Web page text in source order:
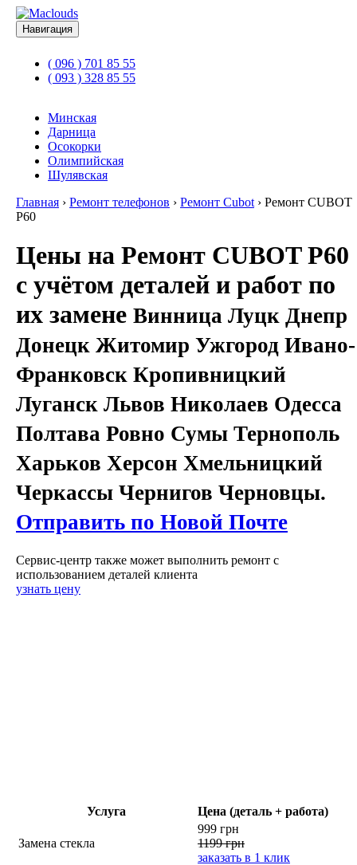
Навигация
( 096 ) 701 85 55
( 093 ) 328 85 55
Минская
Дарница
Осокорки
Олимпийская
Шулявская
Главная › Ремонт телефонов › Ремонт Cubot › Ремонт CUBOT
P60
Цены на Ремонт CUBOT P60
с учётом деталей и работ по
их замене Винница Луцк Днепр
Донецк Житомир Ужгород Ивано-
Франковск Кропивницкий
Луганск Львов Николаев Одесса
Полтава Ровно Сумы Тернополь
Харьков Херсон Хмельницкий
Черкассы Чернигов Черновцы.
Отправить по Новой Почте
Сервис-центр также может выполнить ремонт с
использованием деталей клиента
узнать цену
Услуга Цена (деталь + работа)
Замена стекла
999 грн
1199 грн
заказать в 1 клик